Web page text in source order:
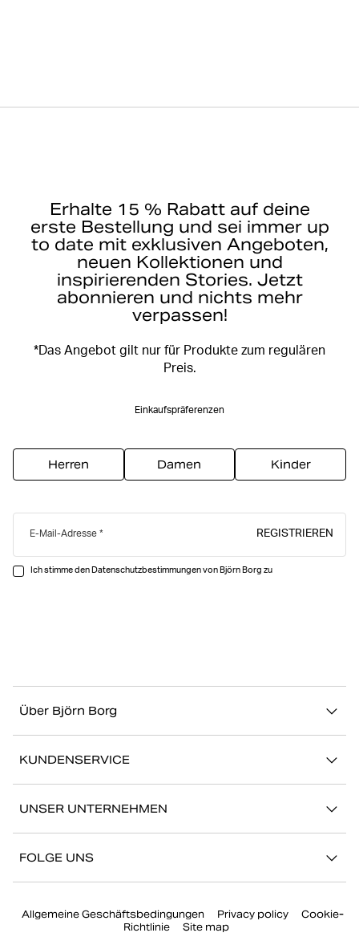
Erhalte 15 % Rabatt auf deine
erste Bestellung und sei immer up
to date mit exklusiven Angeboten,
neuen Kollektionen und
inspirierenden Stories. Jetzt
abonnieren und nichts mehr
verpassen!
*Das Angebot gilt nur für Produkte zum regulären
Preis.
Einkaufspräferenzen
Herren Damen Kinder
E-Mail-Adresse REGISTRIEREN
Ich stimme den Datenschutzbestimmungen von Björn Borg zu
Über Björn Borg
Geschichten
Storefinder
KUNDENSERVICE
Zurückkehren/Beanspruchen
Mein Konto
UNSER UNTERNEHMEN
FOLGE UNS
Facebook
Allgemeine Geschäftsbedingungen Privacy policy
Cookie-
Richtlinie
Site map